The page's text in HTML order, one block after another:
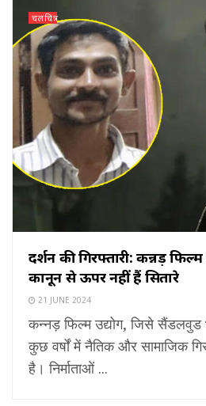
चलचित्र
दर्शन की गिरफ्तारी: कन्नड़
कानून से ऊपर नहीं हैं सितारे
21 JUNE 2024
कन्नड़ फिल्म उद्योग, जिसे सैंडलवुड
कुछ वर्षों में नैतिक और सामाजिक
है। निर्माताओं ...